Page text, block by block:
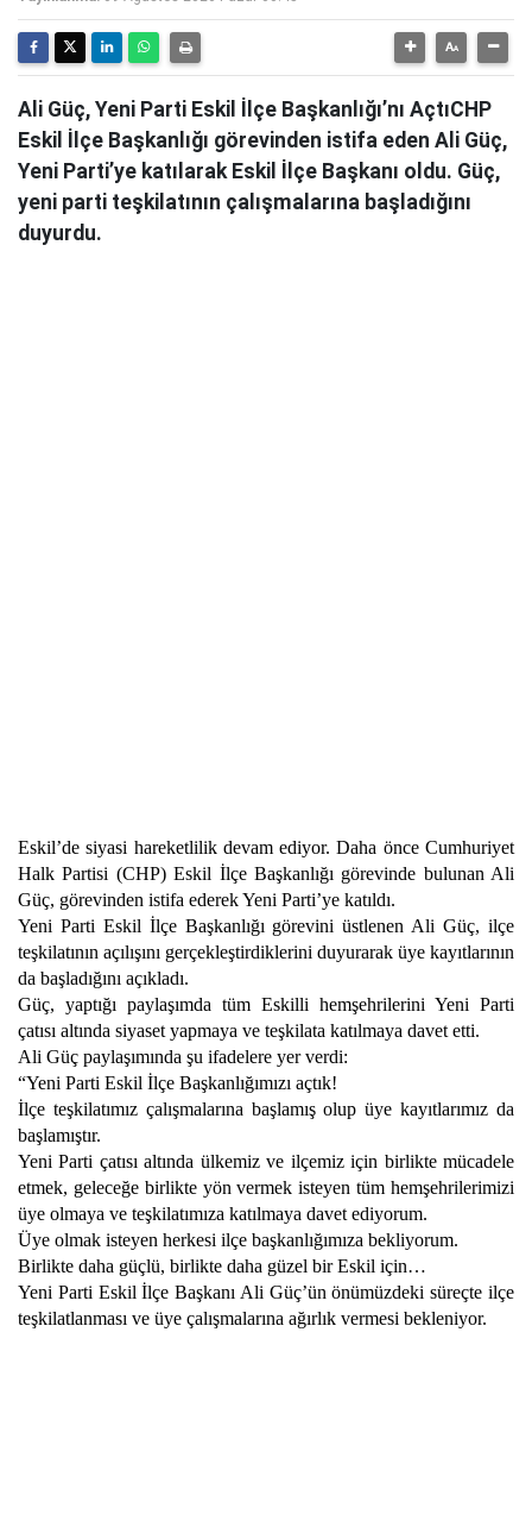
Ali Güç, Yeni Parti Eskil İlçe Başkanlığı’nı AçtıCHP
Eskil İlçe Başkanlığı görevinden istifa eden Ali Güç,
Yeni Parti’ye katılarak Eskil İlçe Başkanı oldu. Güç,
yeni parti teşkilatının çalışmalarına başladığını
duyurdu.
Eskil’de siyasi hareketlilik devam ediyor. Daha önce Cumhuriyet
Halk Partisi (CHP) Eskil İlçe Başkanlığı görevinde bulunan Ali
Güç, görevinden istifa ederek Yeni Parti’ye katıldı.
Yeni Parti Eskil İlçe Başkanlığı görevini üstlenen Ali Güç, ilçe
teşkilatının açılışını gerçekleştirdiklerini duyurarak üye kayıtlarının
da başladığını açıkladı.
Güç, yaptığı paylaşımda tüm Eskilli hemşehrilerini Yeni Parti
çatısı altında siyaset yapmaya ve teşkilata katılmaya davet etti.
Ali Güç paylaşımında şu ifadelere yer verdi:
“Yeni Parti Eskil İlçe Başkanlığımızı açtık!
İlçe teşkilatımız çalışmalarına başlamış olup üye kayıtlarımız da
başlamıştır.
Yeni Parti çatısı altında ülkemiz ve ilçemiz için birlikte mücadele
etmek, geleceğe birlikte yön vermek isteyen tüm hemşehrilerimizi
üye olmaya ve teşkilatımıza katılmaya davet ediyorum.
Üye olmak isteyen herkesi ilçe başkanlığımıza bekliyorum.
Birlikte daha güçlü, birlikte daha güzel bir Eskil için…
Yeni Parti Eskil İlçe Başkanı Ali Güç’ün önümüzdeki süreçte ilçe
teşkilatlanması ve üye çalışmalarına ağırlık vermesi bekleniyor.